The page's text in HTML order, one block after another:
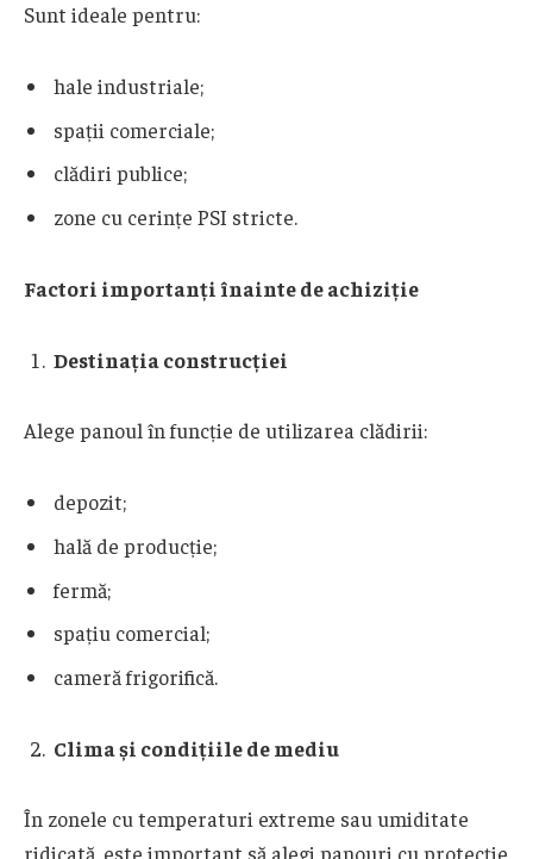
Sunt ideale pentru:
hale industriale;
spații comerciale;
clădiri publice;
zone cu cerințe PSI stricte.
Factori importanți înainte de achiziție
Destinația construcției
Alege panoul în funcție de utilizarea clădirii:
depozit;
hală de producție;
fermă;
spațiu comercial;
cameră frigorifică.
Clima și condițiile de mediu
În zonele cu temperaturi extreme sau umiditate
ridicată, este important să alegi panouri cu protecție